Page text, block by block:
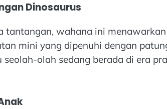
Dinosaurus
tantangan, wahana ini
mini yang dipenuhi dengan
seolah-olah sedang berada di era